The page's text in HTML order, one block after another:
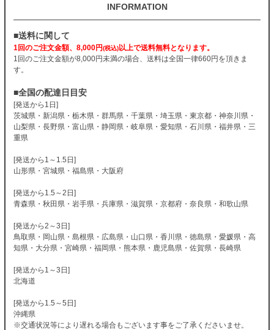
INFORMATION
■送料に関して
1回のご注文金額、8,000円(税込)以上で送料無料となります。
1回のご注文金額が8,000円未満の場合、送料は全国一律660円を頂きま
す。
■全国の配達日目安
[発送から1日]
茨城県・新潟県・栃木県・群馬県・千葉県・埼玉県・東京都・神奈川県・
山梨県・長野県・富山県・静岡県・岐阜県・愛知県・石川県・福井県・三
重県
[発送から1～1.5日]
山形県・宮城県・福島県・大阪府
[発送から1.5～2日]
青森県・秋田県・岩手県・兵庫県・滋賀県・京都府・奈良県・和歌山県
[発送から2～3日]
鳥取県・岡山県・島根県・広島県・山口県・香川県・徳島県・愛媛県・高
知県・大分県・宮崎県・福岡県・熊本県・鹿児島県・佐賀県・長崎県
[発送から1～3日]
北海道
[発送から1.5～5日]
沖縄県
※交通状況等により遅れる場合もございます事をご了承くださいませ。